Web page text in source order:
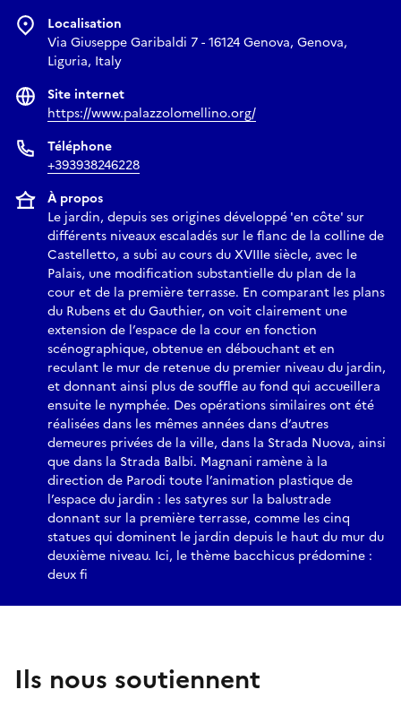
Localisation
Via Giuseppe Garibaldi 7 - 16124 Genova, Genova,
Liguria, Italy
Site internet
https://www.palazzolomellino.org/
Téléphone
+393938246228
À propos
Le jardin, depuis ses origines développé 'en côte' sur
différents niveaux escaladés sur le flanc de la colline de
Castelletto, a subi au cours du XVIIIe siècle, avec le
Palais, une modification substantielle du plan de la
cour et de la première terrasse. En comparant les plans
du Rubens et du Gauthier, on voit clairement une
extension de l’espace de la cour en fonction
scénographique, obtenue en débouchant et en
reculant le mur de retenue du premier niveau du jardin,
et donnant ainsi plus de souffle au fond qui accueillera
ensuite le nymphée. Des opérations similaires ont été
réalisées dans les mêmes années dans d’autres
demeures privées de la ville, dans la Strada Nuova, ainsi
que dans la Strada Balbi. Magnani ramène à la
direction de Parodi toute l’animation plastique de
l’espace du jardin : les satyres sur la balustrade
donnant sur la première terrasse, comme les cinq
statues qui dominent le jardin depuis le haut du mur du
deuxième niveau. Ici, le thème bacchicus prédomine :
deux fi
Ils nous soutiennent